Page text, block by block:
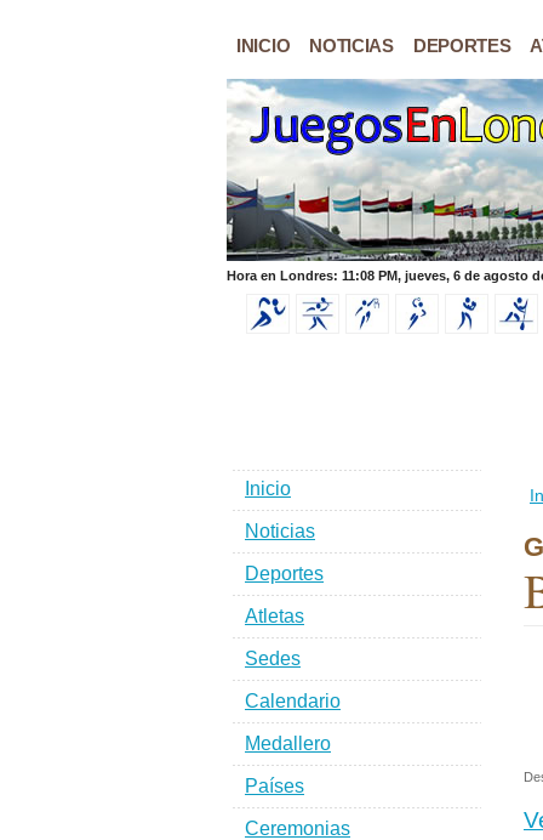
INICIO NOTICIAS DEPORTES
Hora en Londres: 11:08 PM, jueves, 6 de agosto
Inicio
Noticias
Deportes
Atletas
Sedes
Calendario
Medallero
Países
Ceremonias